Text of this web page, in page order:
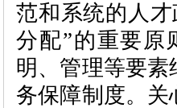
范和系统的人
分配”的重要原
明、管理等要
务保障制度。